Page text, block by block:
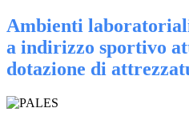
Ambienti
a indirizzo sportivo
dotazione di